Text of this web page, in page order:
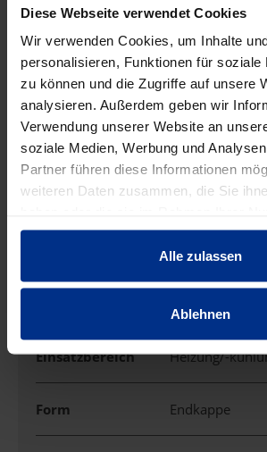
Diese Webseite verwendet Cookies
Wir verwenden Cookies, um Inhalte
personalisieren, Funktionen für soziale
zu können und die Zugriffe auf unsere
analysieren. Außerdem geben wir
Verwendung unserer Website an
soziale Medien, Werbung und
Partner führen diese Informationen
weiteren Daten zusammen, die Sie
gesammelt haben.
Alle zulassen
Ablehnen
EIGENSCHAFTEN
Ausführung Muffe/Kappe
Außendurchmess
er
108 mm
100
Einsatzbereich Heizung/-
Form Endkappe